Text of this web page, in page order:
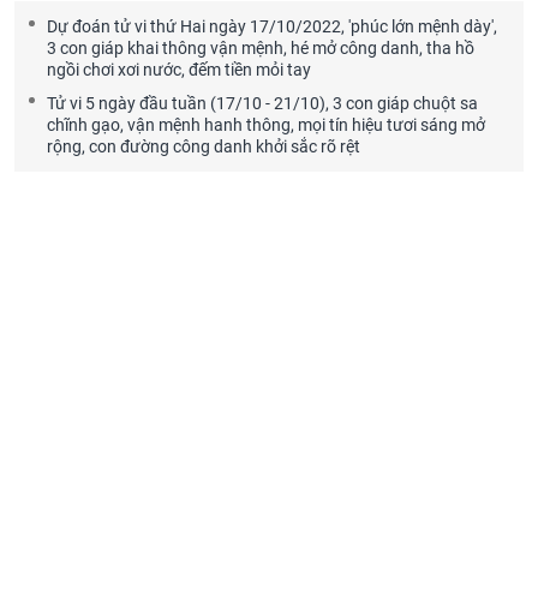
Dự đoán tử vi thứ Hai ngày 17/10/2022, 'phúc lớn mệnh dày',
3 con giáp khai thông vận mệnh, hé mở công danh, tha hồ
ngồi chơi xơi nước, đếm tiền mỏi tay
Tử vi 5 ngày đầu tuần (17/10 - 21/10), 3 con giáp chuột sa
chĩnh gạo, vận mệnh hanh thông, mọi tín hiệu tươi sáng mở
rộng, con đường công danh khởi sắc rõ rệt